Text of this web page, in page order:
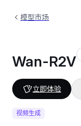
模型市场
Wan-R2V
立即体验
视频生成